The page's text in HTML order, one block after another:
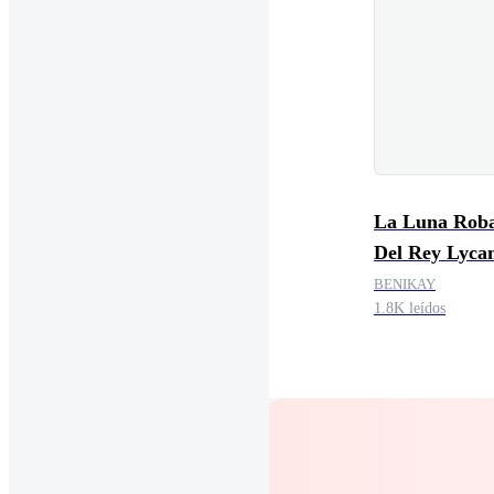
La Luna
Del Rey
BENIKAY
1.8K leídos